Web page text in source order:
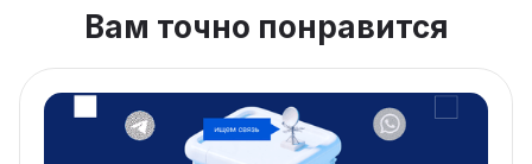
Вам точно понравится